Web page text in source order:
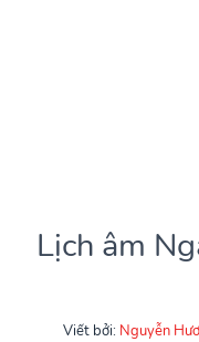
Lịch âm
Viết bởi: Nguyễn